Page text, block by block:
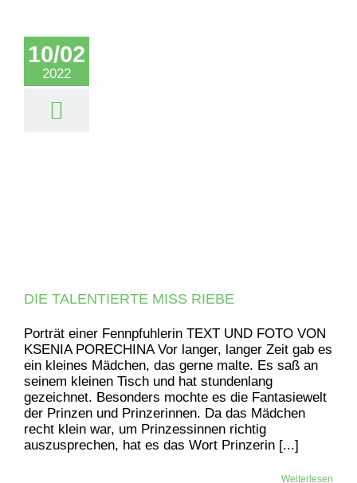
10/02
2022
DIE TALENTIERTE MISS RIEBE
Porträt einer Fennpfuhlerin TEXT UND FOTO VON
KSENIA PORECHINA Vor langer, langer Zeit gab es
ein kleines Mädchen, das gerne malte. Es saß an
seinem kleinen Tisch und hat stundenlang
gezeichnet. Besonders mochte es die Fantasiewelt
der Prinzen und Prinzerinnen. Da das Mädchen
recht klein war, um Prinzessinnen richtig
auszusprechen, hat es das Wort Prinzerin [...]
Weiterlesen